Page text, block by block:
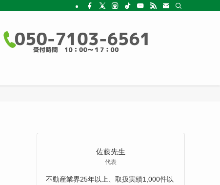
佐藤先生
代表
不動産業界25年以上、取扱実績1,000件以